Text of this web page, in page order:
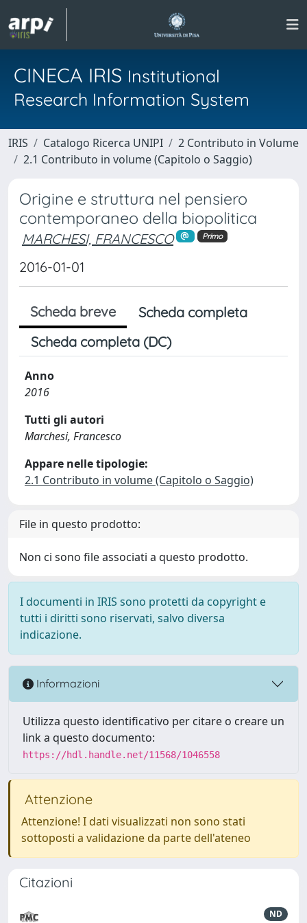
CINECA IRIS Institutional
Research Information System
IRIS Catalogo Ricerca UNIPI
2 Contributo in Volume
2.1 Contributo in volume (Capitolo o Saggio)
Origine e struttura nel pensiero
contemporaneo della biopolitica
MARCHESI, FRANCESCO Primo
2016-01-01
Scheda breve
Scheda completa
Scheda completa (DC)
Anno
2016
Tutti gli autori
Marchesi, Francesco
Appare nelle tipologie:
2.1 Contributo in volume (Capitolo o Saggio)
File in questo prodotto:
Non ci sono file associati a questo prodotto.
I documenti in IRIS sono protetti da copyright e
tutti i diritti sono riservati, salvo diversa
indicazione.
Informazioni
Utilizza questo identificativo per citare o creare un
link a questo documento:
https://hdl.handle.net/11568/1046558
Attenzione
Attenzione! I dati visualizzati non sono stati
sottoposti a validazione da parte dell'ateneo
Citazioni
ND